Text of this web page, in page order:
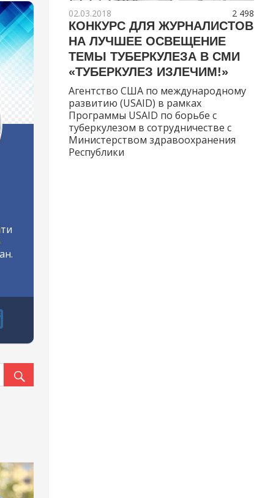
2 498
02.03.2018
КОНКУРС ДЛЯ ЖУРНАЛИСТОВ
НА ЛУЧШЕЕ ОСВЕЩЕНИЕ
ТЕМЫ ТУБЕРКУЛЕЗА В СМИ
«ТУБЕРКУЛЕЗ ИЗЛЕЧИМ!»
Агентство США по международному
развитию (USAID) в рамках
Программы USAID по борьбе с
туберкулезом в сотрудничестве с
Министерством здравоохранения
Республики